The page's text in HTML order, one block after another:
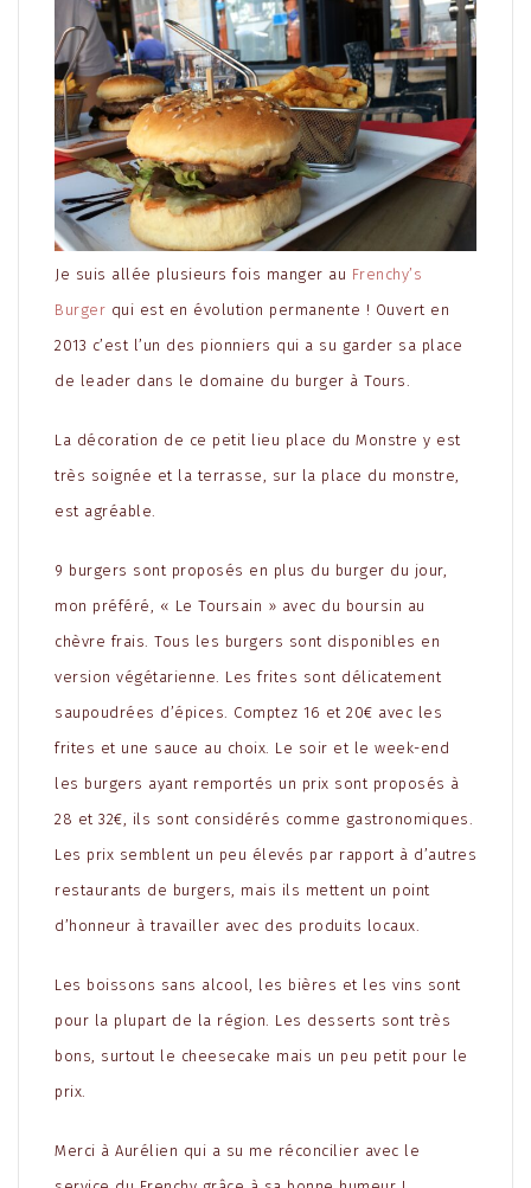
Je suis allée plusieurs fois manger au Frenchy’s
Burger qui est en évolution permanente ! Ouvert en
2013 c’est l’un des pionniers qui a su garder sa place
de leader dans le domaine du burger à Tours.
La décoration de ce petit lieu place du Monstre y est
très soignée et la terrasse, sur la place du monstre,
est agréable.
9 burgers sont proposés en plus du burger du jour,
mon préféré, « Le Toursain » avec du boursin au
chèvre frais. Tous les burgers sont disponibles en
version végétarienne. Les frites sont délicatement
saupoudrées d’épices. Comptez 16 et 20€ avec les
frites et une sauce au choix. Le soir et le week-end
les burgers ayant remportés un prix sont proposés à
28 et 32€, ils sont considérés comme gastronomiques.
Les prix semblent un peu élevés par rapport à d’autres
restaurants de burgers, mais ils mettent un point
d’honneur à travailler avec des produits locaux.
Les boissons sans alcool, les bières et les vins sont
pour la plupart de la région. Les desserts sont très
bons, surtout le cheesecake mais un peu petit pour le
prix.
Merci à Aurélien qui a su me réconcilier avec le